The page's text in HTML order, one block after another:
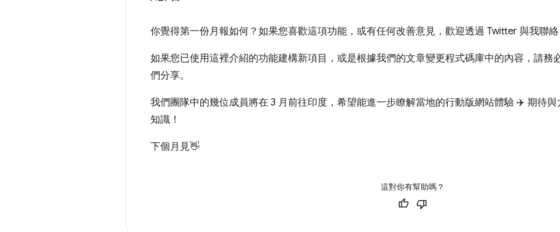
你覺得第一份月報如何？如果您喜歡這項功能，或有任何改善意見，歡迎透過 Twitter 與我聯絡
如果您已使用這裡介紹的功能建構新項目，或是根據我們的文章變更程式碼庫中的內容，請務
們分享。
我們團隊中的幾位成員將在 3 月前往印度，希望能進一步瞭解當地的行動版網站體驗 ✈️ 期待
知識！
下個月見👋
這對你有幫助嗎？